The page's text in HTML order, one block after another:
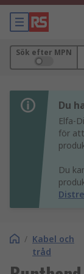
Sök efter MPN
Du
Elfa-
för
Du
/ Kabel och
tråd